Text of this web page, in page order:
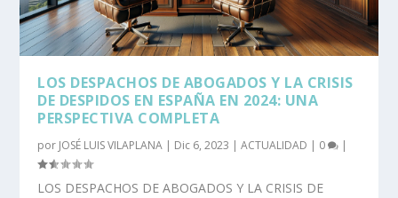
LOS DESPACHOS DE ABOGADOS Y LA CRISIS
DE DESPIDOS EN ESPAÑA EN 2024: UNA
PERSPECTIVA COMPLETA
por JOSÉ LUIS VILAPLANA | Dic 6, 2023 |ACTUALIDAD | 0 |
LOS DESPACHOS DE ABOGADOS Y LA CRISIS DE